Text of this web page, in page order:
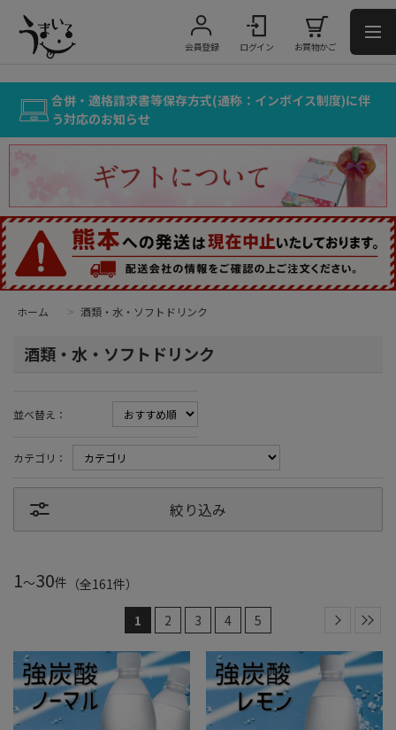
会員登録 ログイン お買物かご
合併・適格請求書等保存方式(通称：インボイス制度)に伴
う対応のお知らせ
ホーム > 酒類・水・ソフトドリンク
酒類・水・ソフトドリンク
並べ替え：
カテゴリ：
絞り込み
1～30件 （全161件）
1 2 3 4 5